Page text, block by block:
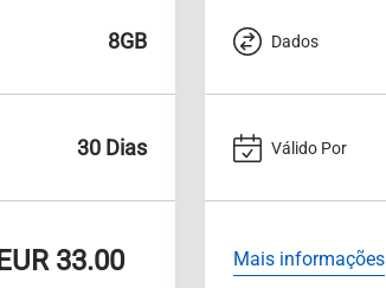
8GB
30 Dias
EUR33.00
Dados
Válido Por
Mais informações